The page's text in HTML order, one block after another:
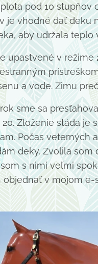
pod 10 stupňov
je vhodné dať deku
aby udržala
upastvené v
a vode. Zimu
sme sa
Zloženie stáda je
Počas veterných
deky. Zvolila som
s nimi veľmi
objednať v mojom e-